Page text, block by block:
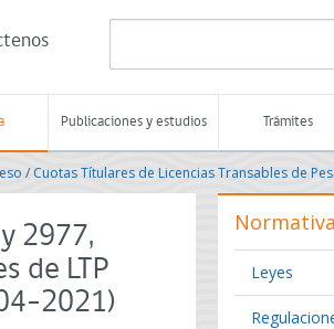
Publicaciones y estudios Trámites
/ Cuotas Títulares de Licencias Transables de
2977,
de LTP
2021)
Normativa
Leyes